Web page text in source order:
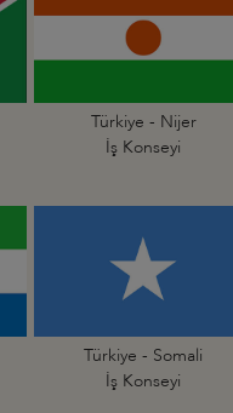
Türkiye - Nijer
İş Konseyi
Türkiye - Somali
İş Konseyi